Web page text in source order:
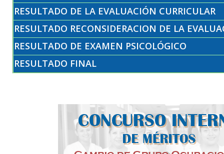
RESULTADO DE LA EVALUACIÓN CURRICULAR
RESULTADO RECONSIDERACION DE LA
RESULTADO DE EXAMEN PSICOLÓGICO
RESULTADO FINAL